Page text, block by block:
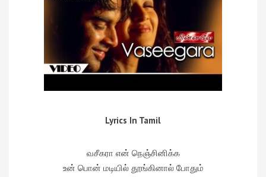
Lyrics In Tamil
வசீகரா என் நெஞ்சினிக்க
உன் பொன் மடியில் தூங்கினால் போதும்